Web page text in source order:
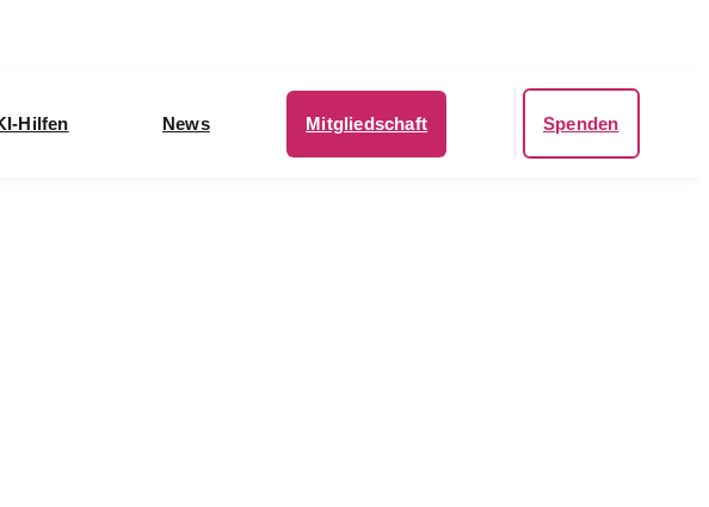
Hilfen News Mitgliedschaft Spenden